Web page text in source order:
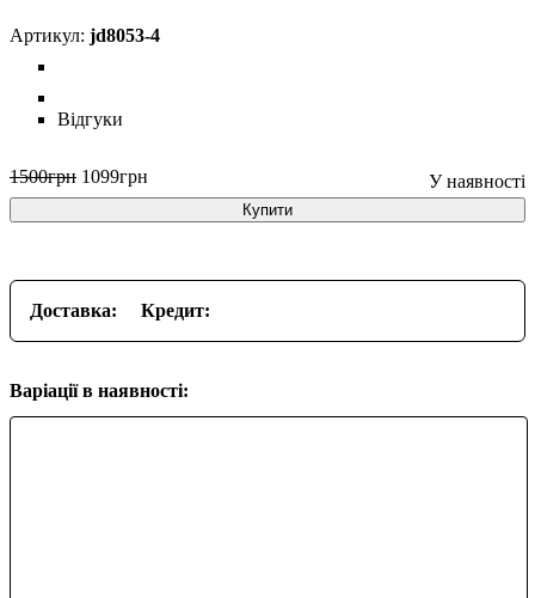
jd8053-4
Відгуки
1500грн 1099грн
Купити
Доставка: Кредит:
Варіації в наявності: